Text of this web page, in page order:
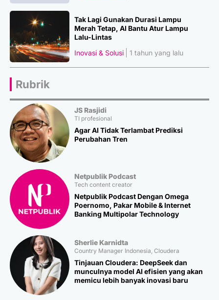
Tak Lagi Gunakan Durasi Lampu
Merah Tetap, AI Bantu Atur Lampu
Lalu-Lintas
Inovasi & Solusi
1 tahun yang lalu
Rubrik
JS Rasjidi
TI profesional
Agar AI Tidak Terlambat Prediksi
Perubahan Tren
Netpublik Podcast
Tech content creator
Netpublik Podcast Dengan Omega
Poernomo, Pakar Mobile & Internet
Banking Multipolar Technology
Sherlie Karnidta
Country Manager Indonesia, Cloudera
Tinjauan Cloudera: DeepSeek dan
munculnya model AI efisien yang akan
memicu lebih banyak inovasi baru